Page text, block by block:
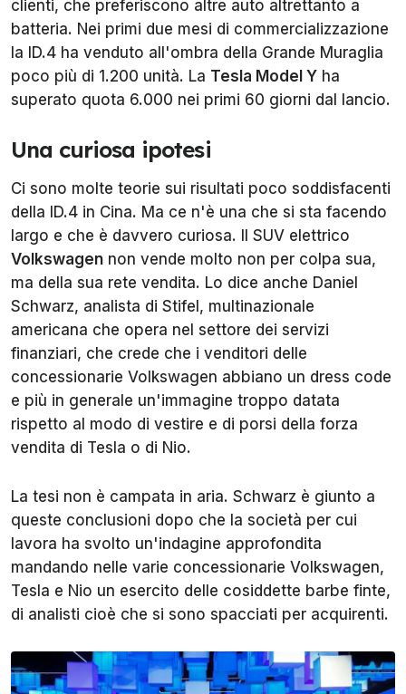
clienti, che preferiscono altre auto altrettanto a
batteria. Nei primi due mesi di commercializzazione
la ID.4 ha venduto all'ombra della Grande Muraglia
poco più di 1.200 unità. La Tesla Model Y ha
superato quota 6.000 nei primi 60 giorni dal lancio.
Una curiosa ipotesi
Ci sono molte teorie sui risultati poco soddisfacenti
della ID.4 in Cina. Ma ce n'è una che si sta facendo
largo e che è davvero curiosa. Il SUV elettrico
Volkswagen non vende molto non per colpa sua,
ma della sua rete vendita. Lo dice anche Daniel
Schwarz, analista di Stifel, multinazionale
americana che opera nel settore dei servizi
finanziari, che crede che i venditori delle
concessionarie Volkswagen abbiano un dress code
e più in generale un'immagine troppo datata
rispetto al modo di vestire e di porsi della forza
vendita di Tesla o di Nio.
La tesi non è campata in aria. Schwarz è giunto a
queste conclusioni dopo che la società per cui
lavora ha svolto un'indagine approfondita
mandando nelle varie concessionarie Volkswagen,
Tesla e Nio un esercito delle cosiddette barbe finte,
di analisti cioè che si sono spacciati per acquirenti.